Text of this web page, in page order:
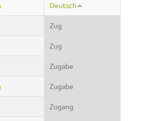
Deutsch
Zug
Zug
Zugabe
Zugabe
Zugang